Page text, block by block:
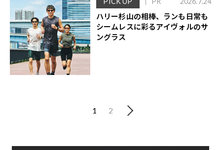
ハリー杉山の相棒、ランも日常も
シームレスに彩るアイヴォルのサ
ングラス
1 2